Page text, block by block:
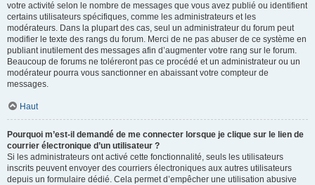
votre activité selon le nombre de messages que vous avez publié ou identifient
certains utilisateurs spécifiques, comme les administrateurs et les
modérateurs. Dans la plupart des cas, seul un administrateur du forum peut
modifier le texte des rangs du forum. Merci de ne pas abuser de ce système en
publiant inutilement des messages afin d’augmenter votre rang sur le forum.
Beaucoup de forums ne toléreront pas ce procédé et un administrateur ou un
modérateur pourra vous sanctionner en abaissant votre compteur de
messages.
Haut
Pourquoi m’est-il demandé de me connecter lorsque je clique sur le lien de
courrier électronique d’un utilisateur ?
Si les administrateurs ont activé cette fonctionnalité, seuls les utilisateurs
inscrits peuvent envoyer des courriers électroniques aux autres utilisateurs
depuis un formulaire dédié. Cela permet d’empêcher une utilisation abusive